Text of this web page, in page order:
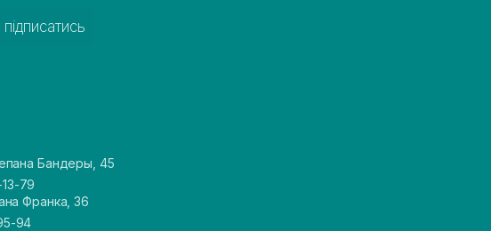
підписатись
Бандеры, 45
79
Франка, 36
94